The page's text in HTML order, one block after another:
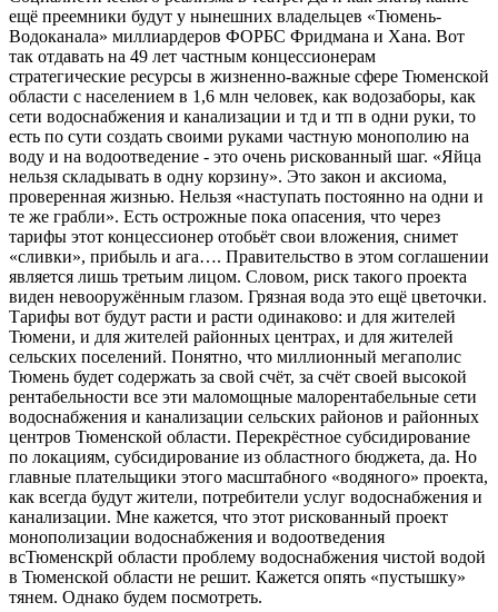
ещё преемники будут у нынешних владельцев «Тюмень-
Водоканала» миллиардеров ФОРБС Фридмана и Хана. Вот
так отдавать на 49 лет частным концессионерам
стратегические ресурсы в жизненно-важные сфере Тюменской
области с населением в 1,6 млн человек, как водозаборы, как
сети водоснабжения и канализации и тд и тп в одни руки, то
есть по сути создать своими руками частную монополию на
воду и на водоотведение - это очень рискованный шаг. «Яйца
нельзя складывать в одну корзину». Это закон и аксиома,
проверенная жизнью. Нельзя «наступать постоянно на одни и
те же грабли». Есть острожные пока опасения, что через
тарифы этот концессионер отобьёт свои вложения, снимет
«сливки», прибыль и ага…. Правительство в этом соглашении
является лишь третьим лицом. Словом, риск такого проекта
виден невооружённым глазом. Грязная вода это ещё цветочки.
Тарифы вот будут расти и расти одинаково: и для жителей
Тюмени, и для жителей районных центрах, и для жителей
сельских поселений. Понятно, что миллионный мегаполис
Тюмень будет содержать за свой счёт, за счёт своей высокой
рентабельности все эти маломощные малорентабельные сети
водоснабжения и канализации сельских районов и районных
центров Тюменской области. Перекрёстное субсидирование
по локациям, субсидирование из областного бюджета, да. Но
главные плательщики этого масштабного «водяного» проекта,
как всегда будут жители, потребители услуг водоснабжения и
канализации. Мне кажется, что этот рискованный проект
монополизации водоснабжения и водоотведения
всТюменскрй области проблему водоснабжения чистой водой
в Тюменской области не решит. Кажется опять «пустышку»
тянем. Однако будем посмотреть.